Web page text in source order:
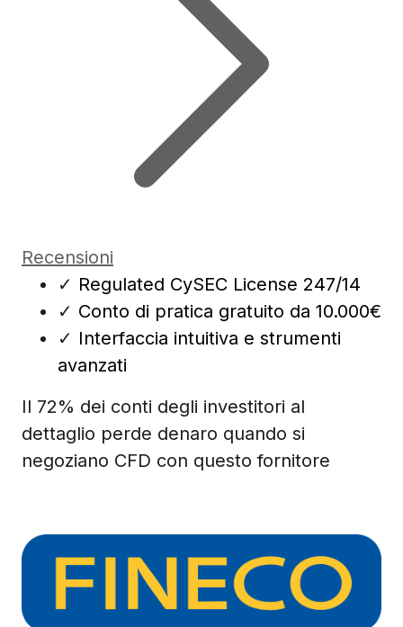
Recensioni
✓ Regulated CySEC License 247/14
✓ Conto di pratica gratuito da 10.000€
✓ Interfaccia intuitiva e strumenti
avanzati
Il 72% dei conti degli investitori al
dettaglio perde denaro quando si
negoziano CFD con questo fornitore